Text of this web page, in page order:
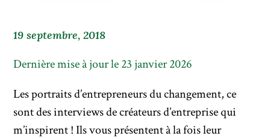
19 septembre, 2018
Dernière mise à jour le 23 janvier 2026
Les portraits d’entrepreneurs du changement, ce
sont des interviews de créateurs d’entreprise qui
m’inspirent ! Ils vous présentent à la fois leur